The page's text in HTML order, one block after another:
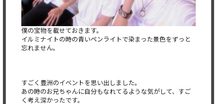
僕の宝物を載せておきます。
イルミナイトの時の青いペンライトで染まった景色をずっと
忘れません。
すごく豊洲のイベントを思い出しました。
あの時のお兄ちゃんに自分もなれてるような気がして、すご
く考え深かったです。